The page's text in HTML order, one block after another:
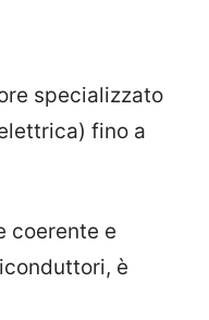
specializzato
fino a
coerente e
è